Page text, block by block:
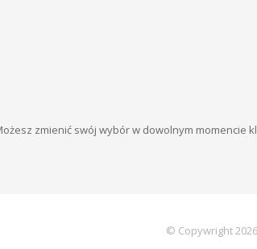
zmienić swój wybór w dowolnym momencie
© Copywright